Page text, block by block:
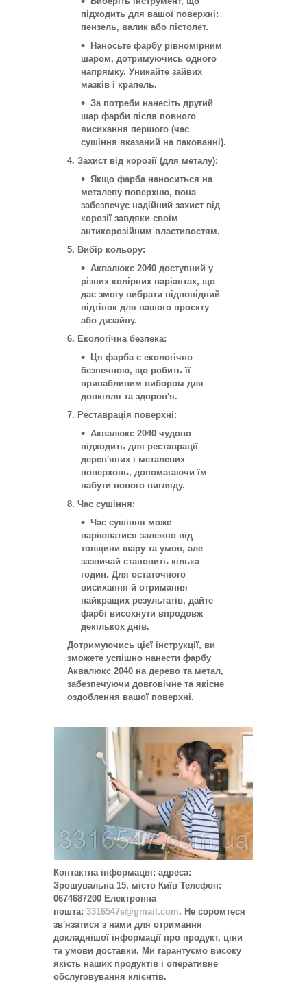
підходить для вашої поверхні:
пензель, валик або пістолет.
Наносьте фарбу рівномірним
шаром, дотримуючись одного
напрямку. Уникайте зайвих
мазків і крапель.
За потреби нанесіть другий
шар фарби після повного
висихання першого (час
сушіння вказаний на пакованні).
4. Захист від корозії (для металу):
Якщо фарба наноситься на
металеву поверхню, вона
забезпечує надійний захист від
корозії завдяки своїм
антикорозійним властивостям.
5. Вибір кольору:
Аквалюкс 2040 доступний у
різних колірних варіантах, що
дає змогу вибрати відповідний
відтінок для вашого проєкту
або дизайну.
6. Екологічна безпека:
Ця фарба є екологічно
безпечною, що робить її
привабливим вибором для
довкілля та здоров'я.
7. Реставрація поверхні:
Аквалюкс 2040 чудово
підходить для реставрації
дерев'яних і металевих
поверхонь, допомагаючи їм
набути нового вигляду.
8. Час сушіння:
Час сушіння може
варіюватися залежно від
товщини шару та умов, але
зазвичай становить кілька
годин. Для остаточного
висихання й отримання
найкращих результатів, дайте
фарбі висохнути впродовж
декількох днів.
Дотримуючись цієї інструкції, ви
зможете успішно нанести фарбу
Аквалюкс 2040 на дерево та метал,
забезпечуючи довговічне та якісне
оздоблення вашої поверхні.
Контактна інформація: адреса:
Зрошувальна 15, місто Київ Телефон:
0674687200 Електронна
пошта: 3316547s@gmail.com. Не соромтеся
зв'язатися з нами для отримання
докладнішої інформації про продукт, ціни
та умови доставки. Ми гарантуємо високу
якість наших продуктів і оперативне
обслуговування клієнтів.